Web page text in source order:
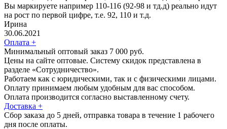
Вы маркируете например 110-116 (92-98 и тд.д) реально идут
на рост по первой цифре, т.е. 92, 110 и т.д.
Ирина
30.06.2021
Оплата +
Минимальный оптовый заказ 7 000 руб.
Цены на сайте оптовые. Систему скидок представлена в
разделе «Сотрудничество».
Работаем как с юридическими, так и с физическими лицами.
Оплату принимаем любым удобным для вас способом.
Оплата производится согласно выставленному счету.
Доставка +
Сбор заказа до 5 дней, отправка товара в течение 1 рабочего
дня после оплаты.